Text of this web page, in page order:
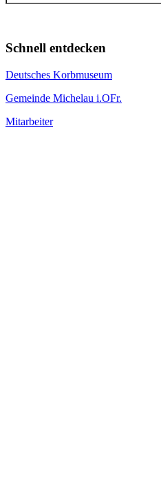
Schnell entdecken
Deutsches Korbmuseum
Gemeinde Michelau i.OFr.
Mitarbeiter